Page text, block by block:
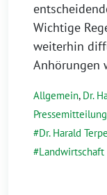
Wichtige
weiterhin
Anhörungen
Allgemein, Dr.
Pressemitteilung
Dr. Harald Terpe
Landwirtschaft